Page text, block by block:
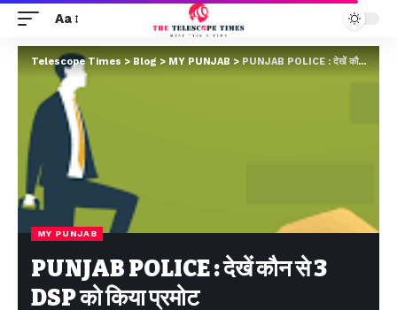
Aa
Telescope Times > Blog > MY PUNJAB > PUNJAB POLICE : देखें कौन से 3 DSP को किया प्रमोट
MY PUNJAB
PUNJAB POLICE : देखें कौन से 3
DSP को किया प्रमोट